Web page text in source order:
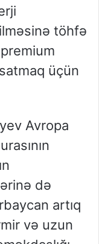
töhfə
üçün
Avropa
də
artıq
və uzun